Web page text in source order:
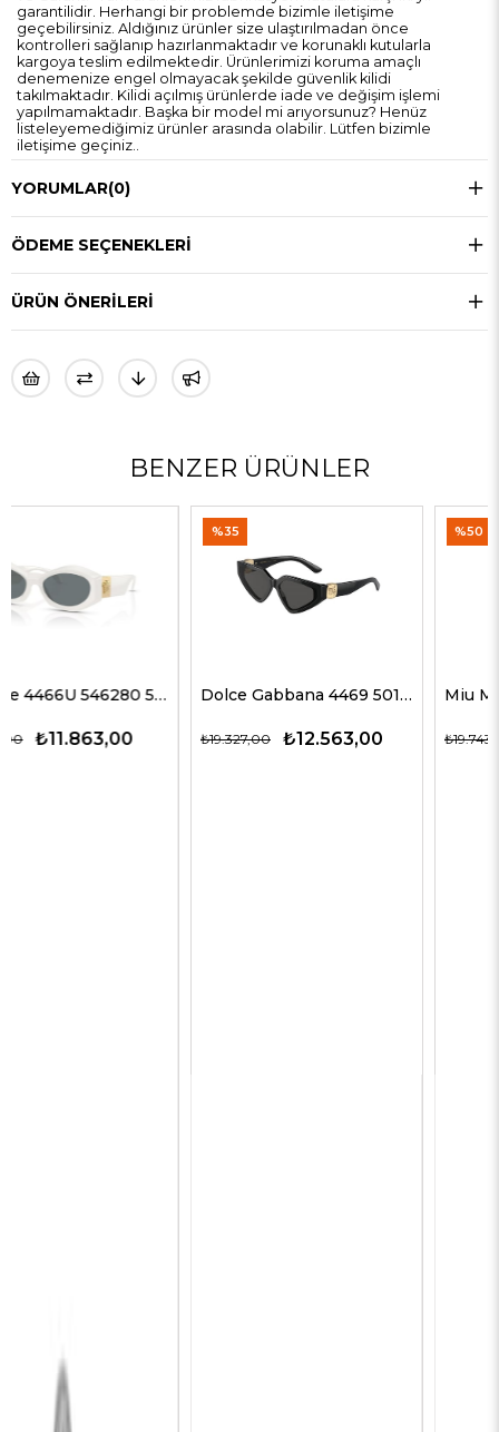
garantilidir. Herhangi bir problemde bizimle iletişime
geçebilirsiniz. Aldığınız ürünler size ulaştırılmadan önce
kontrolleri sağlanıp hazırlanmaktadır ve korunaklı kutularla
kargoya teslim edilmektedir. Ürünlerimizi koruma amaçlı
denemenize engel olmayacak şekilde güvenlik kilidi
takılmaktadır. Kilidi açılmış ürünlerde iade ve değişim işlemi
yapılmamaktadır. Başka bir model mi arıyorsunuz? Henüz
listeleyemediğimiz ürünler arasında olabilir. Lütfen bizimle
iletişime geçiniz..
YORUMLAR(0)
ÖDEME SEÇENEKLERI
ÜRÜN ÖNERILERI
BENZER ÜRÜNLER
Dolce Gabbana 4469 501/87 59 G Kadın Güneş Gözlükleri
₺12.563,00
₺19.327,00
Miu Miu 51ZS ZVN50D 69 G Kadın Güneş Gözlükleri
₺9.872,00
₺19.743,00